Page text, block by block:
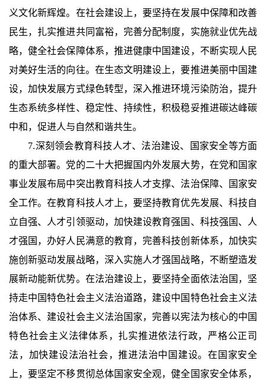
义文化新辉煌。在社会建设上，要坚持在发展中保障和改善
民生，扎实推进共同富裕，完善分配制度，实施就业优先战
略，健全社会保障体系，推进健康中国建设，不断实现人民
对美好生活的向往。在生态文明建设上，要推进美丽中国建
设，加快发展方式绿色转型，深入推进环境污染防治，提升
生态系统多样性、稳定性、持续性，积极稳妥推进碳达峰碳
中和，促进人与自然和谐共生。
7.深刻领会教育科技人才、法治建设、国家安全等方面
的重大部署。党的二十大把握国内外发展大势，在党和国家
事业发展布局中突出教育科技人才支撑、法治保障、国家安
全工作。在教育科技人才上，要坚持教育优先发展、科技自
立自强、人才引领驱动，加快建设教育强国、科技强国、人
才强国，办好人民满意的教育，完善科技创新体系，加快实
施创新驱动发展战略，深入实施人才强国战略，不断塑造发
展新动能新优势。在法治建设上，要坚持全面依法治国，坚
持走中国特色社会主义法治道路，建设中国特色社会主义法
治体系、建设社会主义法治国家，完善以宪法为核心的中国
特色社会主义法律体系，扎实推进依法行政，严格公正司
法，加快建设法治社会，推进法治中国建设。在国家安全
上，要坚定不移贯彻总体国家安全观，健全国家安全体系，